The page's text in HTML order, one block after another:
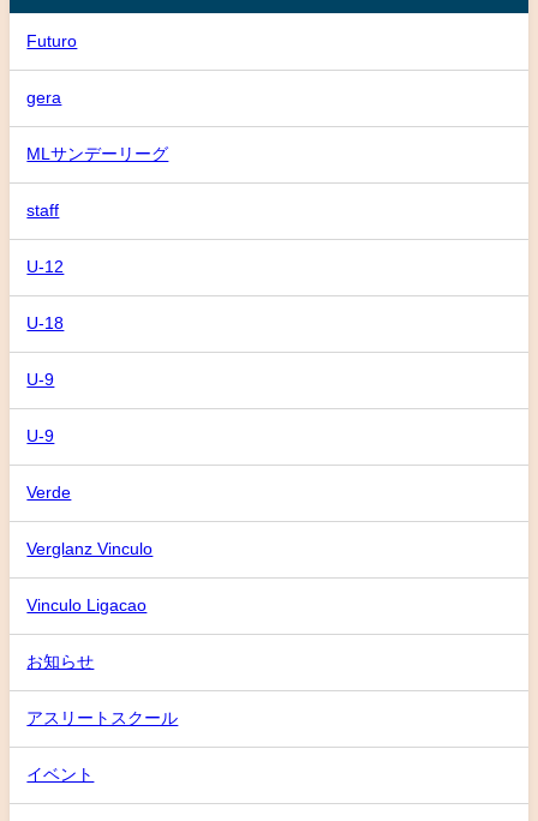
Futuro
gera
MLサンデーリーグ
staff
U-12
U-18
U-9
U-9
Verde
Verglanz Vinculo
Vinculo Ligacao
お知らせ
アスリートスクール
イベント